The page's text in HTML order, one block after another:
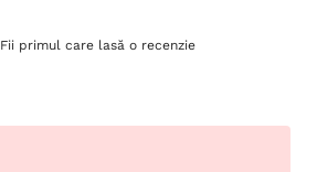
Fii primul care lasă o recenzie